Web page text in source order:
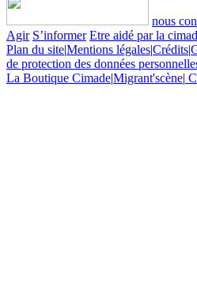
nous
Agir S’informer Etre aidé par la
Plan du site|Mentions légales|Crédits|
de protection des données
La Boutique Cimade|Migrant'scène|